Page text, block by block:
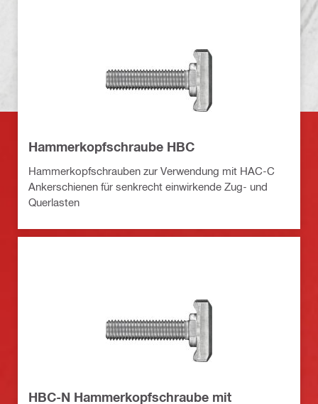
Hammerkopfschraube HBC
Hammerkopfschrauben zur Verwendung mit HAC-C
Ankerschienen für senkrecht einwirkende Zug- und
Querlasten
HBC-N Hammerkopfschraube mit